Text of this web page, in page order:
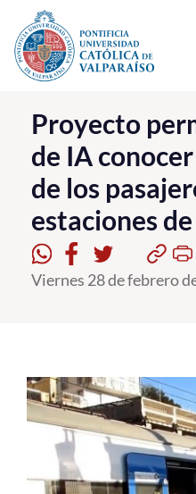
Click acá para ir directamente al
La Universidad
Investigación, Creación e
PUCV Internacional
Vinculación con el Medio
Admisión
Formación Continua
Estudiantes
Académicos
Proyecto
de IA
de los
estaciones
Viernes 28 de febrero